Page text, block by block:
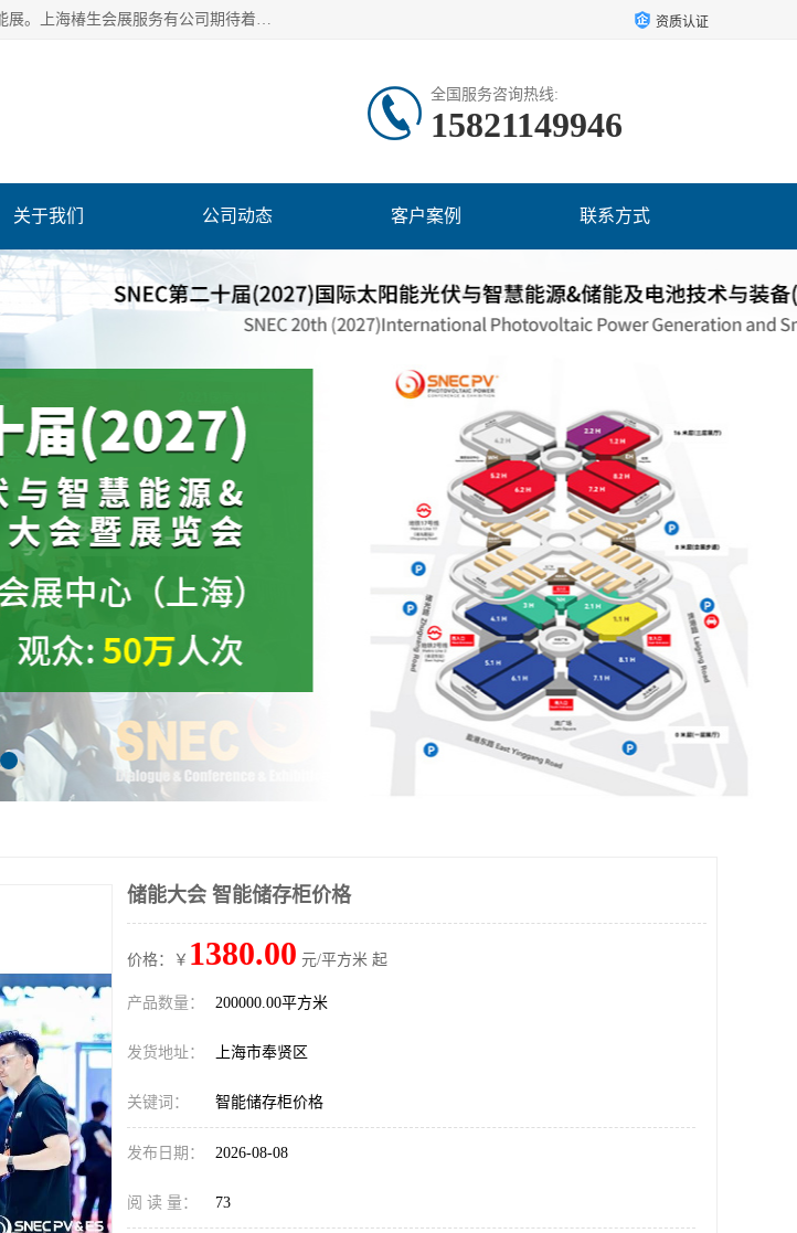
上海椿生会展服务有公司，上海SNEC光伏及储能展/墨西哥光伏及储能展、印尼光伏及储能展。上海椿生会展服务有公司期待着相关业者聚首我们的新能源平台，从产业的视野、以问题为导向，一起把脉中国、亚洲及世界太阳能光伏及储能市场。 资质认证
全国服务咨询热线:
15821149946
关于我们 公司动态 客户案例 联系方式
储能大会 智能储存柜价格
价格：￥ 1380.00 元/平方米 起
产品数量： 200000.00平方米
发货地址： 上海市奉贤区
关键词： 智能储存柜价格
发布日期： 2026-08-08
阅 读 量： 73